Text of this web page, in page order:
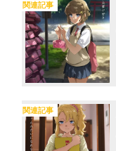
関連記事
関連記事